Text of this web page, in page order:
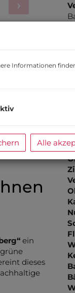
ein
dieses
Informationen
Alle